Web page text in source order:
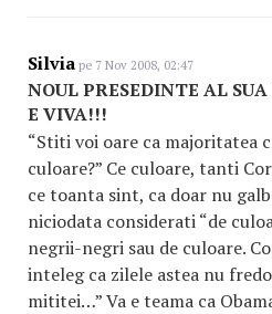
Silvia pe 7 Nov 2008, 02:47
NOUL PRESEDINTE AL
E VIVA!!!
“Stiti voi oare ca majoritatea
culoare?” Ce culoare, tanti
ce toanta sint, ca doar nu
niciodata considerati “de
negrii-negri sau de culoare.
inteleg ca zilele astea nu
mititei…” Va e teama ca